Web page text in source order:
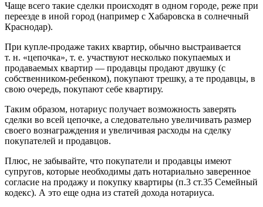
Чаще всего такие сделки происходят в одном городе, реже при
переезде в иной город (например с Хабаровска в солнечный
Краснодар).
При купле-продаже таких квартир, обычно выстраивается
т. н. «цепочка», т. е. участвуют несколько покупаемых и
продаваемых квартир — продавцы продают двушку (с
собственником-ребенком), покупают трешку, а те продавцы, в
свою очередь, покупают себе квартиру.
Таким образом, нотариус получает возможность заверять
сделки во всей цепочке, а следовательно увеличивать размер
своего вознаграждения и увеличивая расходы на сделку
покупателей и продавцов.
Плюс, не забывайте, что покупатели и продавцы имеют
супругов, которые необходимы дать нотариально заверенное
согласие на продажу и покупку квартиры (п.3 ст.35 Семейный
кодекс). А это еще одна из статей дохода нотариуса.